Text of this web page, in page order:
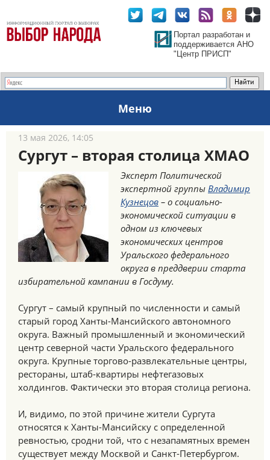
Портал разработан и
поддерживается АНО
"Центр ПРИСП"
Меню
13 мая 2026, 14:05
Сургут – вторая столица ХМАО
Эксперт Политической
экспертной группы Владимир
Кузнецов – о социально-
экономической ситуации в
одном из ключевых
экономических центров
Уральского федерального
округа в преддверии старта
избирательной кампании в Госдуму.
Сургут – самый крупный по численности и самый
старый город Ханты-Мансийского автономного
округа. Важный промышленный и экономический
центр северной части Уральского федерального
округа. Крупные торгово-развлекательные центры,
рестораны, штаб-квартиры нефтегазовых
холдингов. Фактически это вторая столица региона.
И, видимо, по этой причине жители Сургута
относятся к Ханты-Мансийску с определенной
ревностью, сродни той, что с незапамятных времен
существует между Москвой и Санкт-Петербургом.